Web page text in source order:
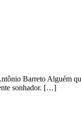
Barreto Alguém
sonhador. […]